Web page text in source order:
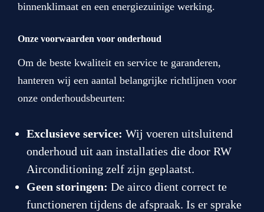
binnenklimaat en een energiezuinige werking.
Onze voorwaarden voor onderhoud
Om de beste kwaliteit en service te garanderen,
hanteren wij een aantal belangrijke richtlijnen voor
onze onderhoudsbeurten:
Exclusieve service: Wij voeren uitsluitend
onderhoud uit aan installaties die door RW
Airconditioning zelf zijn geplaatst.
Geen storingen: De airco dient correct te
functioneren tijdens de afspraak. Is er sprake